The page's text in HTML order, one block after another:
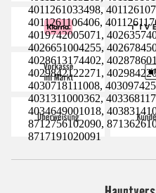
4011261033498,
4011261106406,
4019742005071,
4026651004255,
4028613174402,
4029842122271,
4030718111008,
4031311000362,
4034649001018,
8712756102090,
8717191020091